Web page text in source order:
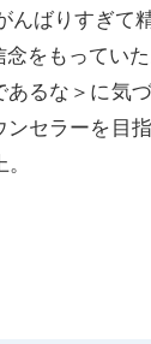
んばりすぎて
をもってい
あるな＞に気
セラーを目